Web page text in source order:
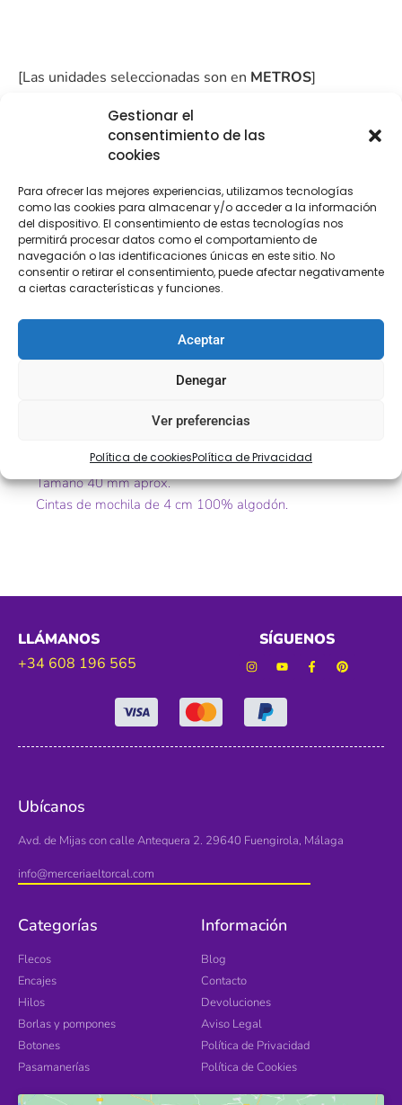
Gestionar el
consentimiento de las
cookies
Para ofrecer las mejores experiencias, utilizamos tecnologías
como las cookies para almacenar y/o acceder a la información
del dispositivo. El consentimiento de estas tecnologías nos
permitirá procesar datos como el comportamiento de
navegación o las identificaciones únicas en este sitio. No
consentir o retirar el consentimiento, puede afectar negativamente
a ciertas características y funciones.
Aceptar
Denegar
Ver preferencias
Política de cookiesPolítica de Privacidad
[Las unidades seleccionadas son en METROS]
COMPRA
SEGURA
ENVÍO 24-48H TIENDA FÍSICA
Descripción
Información adicional
Valoraciones (0)
Color – Rosa claro, verde agua, fucsia.
Tamaño 40 mm aprox.
Cintas de mochila de 4 cm 100% algodón.
LLÁMANOS
+34 608 196 565
SÍGUENOS
Ubícanos
Avd. de Mijas con calle Antequera 2. 29640 Fuengirola, Málaga
info@merceriaeltorcal.com
Categorías
Flecos
Encajes
Hilos
Borlas y pompones
Botones
Pasamanerías
Información
Blog
Contacto
Devoluciones
Aviso Legal
Política de Privacidad
Política de Cookies